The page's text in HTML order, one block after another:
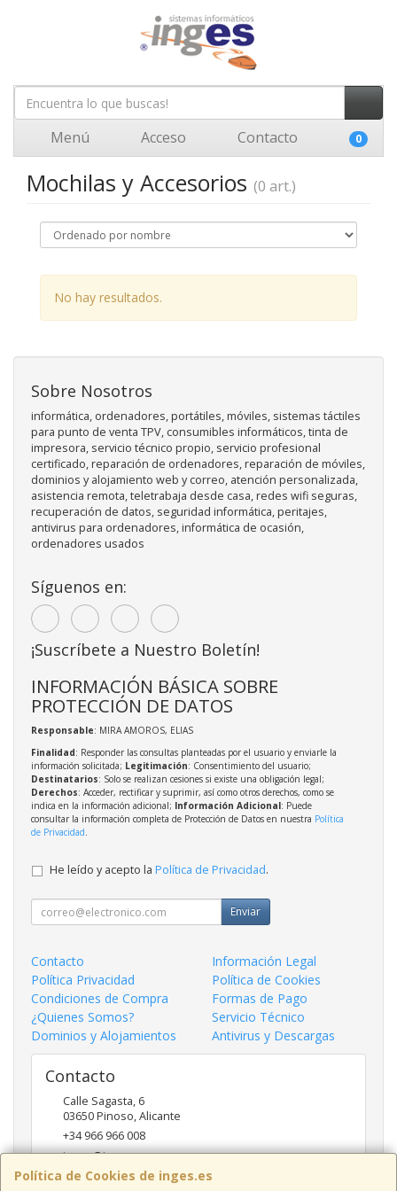
Menú Acceso Contacto 0
Mochilas y Accesorios (0 art.)
No hay resultados.
Política de Cookies de inges.es
Sobre Nosotros
informática, ordenadores, portátiles, móviles, sistemas táctiles
para punto de venta TPV, consumibles informáticos, tinta de
impresora, servicio técnico propio, servicio profesional
certificado, reparación de ordenadores, reparación de móviles,
dominios y alojamiento web y correo, atención personalizada,
asistencia remota, teletrabaja desde casa, redes wifi seguras,
recuperación de datos, seguridad informática, peritajes,
antivirus para ordenadores, informática de ocasión,
ordenadores usados
Síguenos en:
¡Suscríbete a Nuestro Boletín!
INFORMACIÓN BÁSICA SOBRE
PROTECCIÓN DE DATOS
Responsable: MIRA AMOROS, ELIAS
Finalidad: Responder las consultas planteadas por el usuario y enviarle la
información solicitada; Legitimación: Consentimiento del usuario;
Destinatarios: Solo se realizan cesiones si existe una obligación legal;
Derechos: Acceder, rectificar y suprimir, así como otros derechos, como se
indica en la información adicional; Información Adicional: Puede
consultar la información completa de Protección de Datos en nuestra Política
de Privacidad.
He leído y acepto la Política de Privacidad.
Enviar
Contacto
Información Legal
Política Privacidad
Política de Cookies
Condiciones de Compra
Formas de Pago
¿Quienes Somos?
Servicio Técnico
Dominios y Alojamientos
Antivirus y Descargas
Contacto
Calle Sagasta, 6
03650Pinoso,Alicante
+34 966 966 008
inges@inges.es